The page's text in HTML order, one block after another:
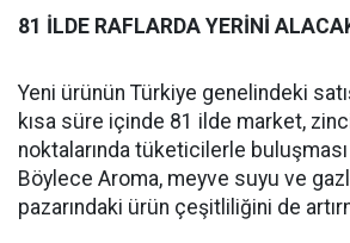
81 İLDE RAFLARDA YERİNİ
Yeni ürünün Türkiye genelindeki
kısa süre içinde 81 ilde market,
noktalarında tüketicilerle
Böylece Aroma, meyve suyu ve
pazarındaki ürün çeşitliliğini de